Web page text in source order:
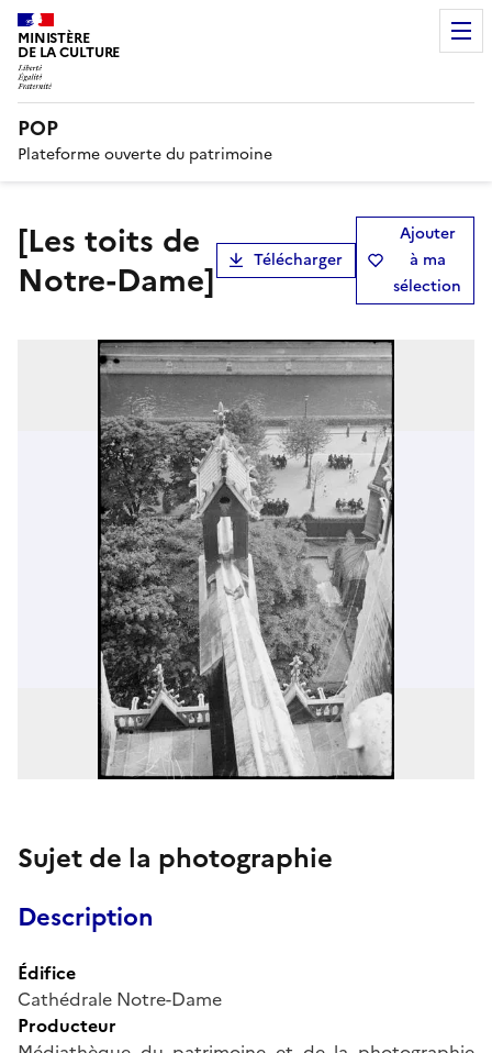
MINISTÈRE
DE LA CULTURE
POP
Plateforme ouverte du patrimoine
[Les toits de
Notre-Dame]
Télécharger
Ajouter
à ma
sélection
Sujet de la photographie
Description
Édifice
Cathédrale Notre-Dame
Producteur